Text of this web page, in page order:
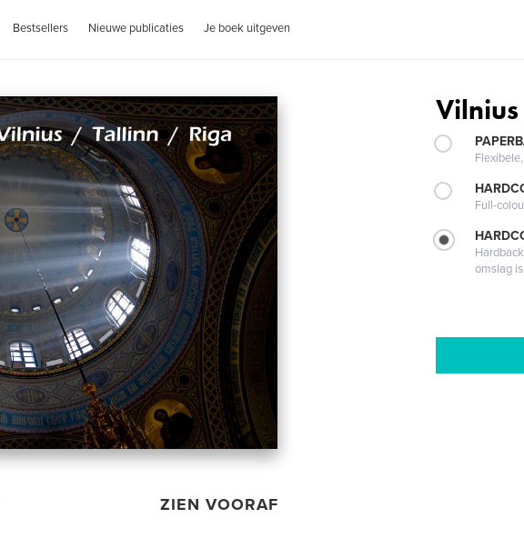
Bestsellers Nieuwe publicaties Je boek uitgeven
ZIEN VOORAF
Full-
omslag